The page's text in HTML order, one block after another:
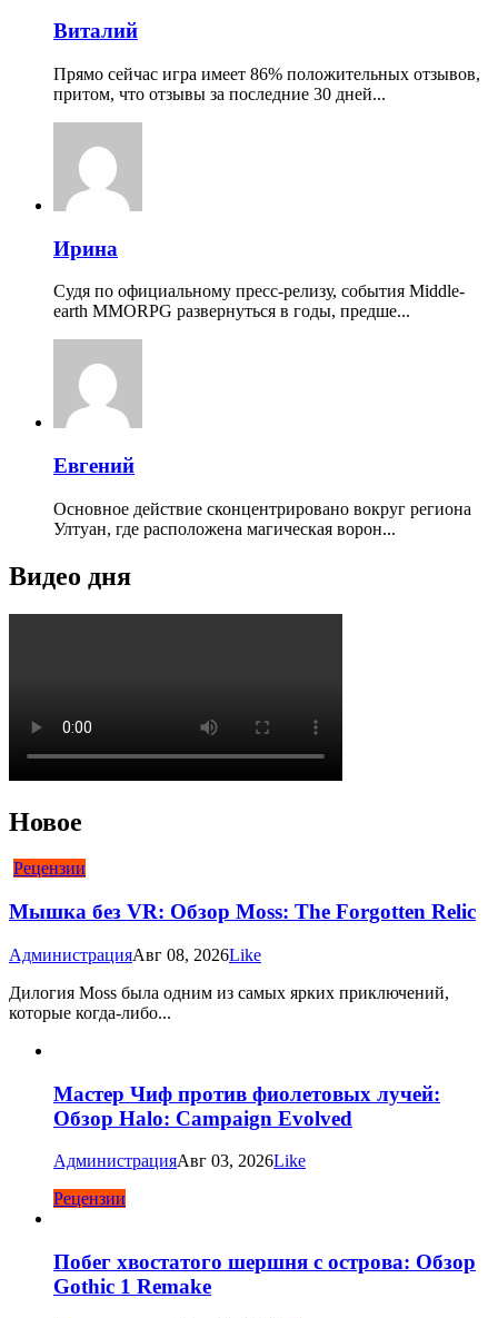
Виталий
Прямо сейчас игра имеет 86% положительных отзывов,
притом, что отзывы за последние 30 дней...
Ирина
Судя по официальному пресс-релизу, события Middle-
earth MMORPG развернуться в годы, предше...
Евгений
Основное действие сконцентрировано вокруг региона
Ултуан, где расположена магическая ворон...
Видео дня
Новое
Рецензии
Мышка без VR: Обзор Moss: The Forgotten Relic
АдминистрацияАвг 08, 2026Like
Дилогия Moss была одним из самых ярких приключений,
которые когда-либо...
Мастер Чиф против фиолетовых лучей:
Обзор Halo: Campaign Evolved
АдминистрацияАвг 03, 2026Like
Рецензии
Побег хвостатого шершня с острова: Обзор
Gothic 1 Remake